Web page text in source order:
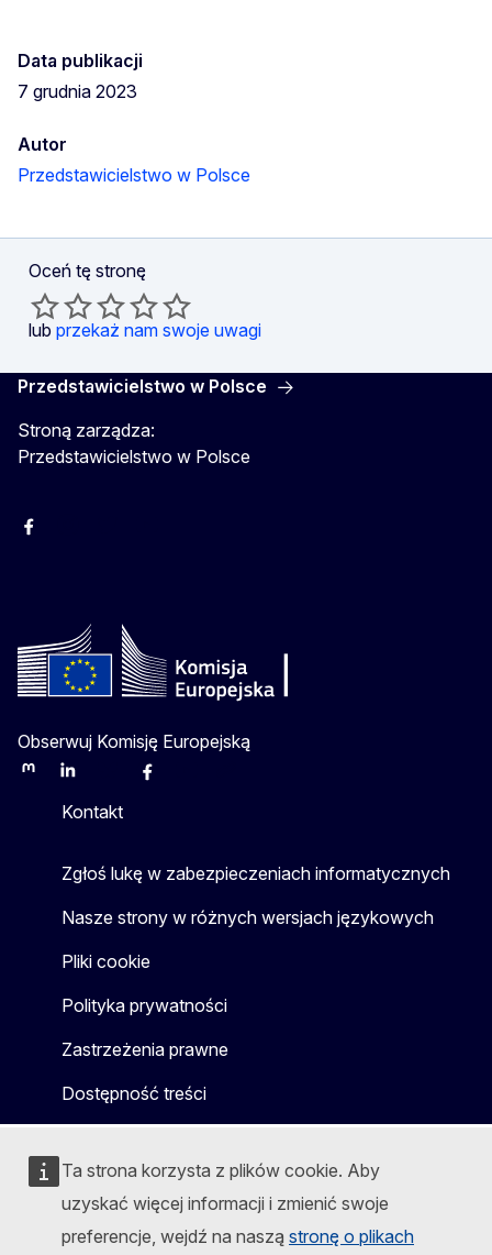
Ta strona korzysta z plików cookie. Aby
uzyskać więcej informacji i zmienić swoje
preferencje, wejdź na naszą stronę o plikach
Data publikacji
7 grudnia 2023
Autor
Przedstawicielstwo w Polsce
Oceń tę stronę
lub przekaż nam swoje uwagi
Przedstawicielstwo w Polsce
Stroną zarządza:
Przedstawicielstwo w Polsce
Facebook
Obserwuj Komisję Europejską
MastodonLinkedInBlueskyFacebook
Kontakt
Zgłoś lukę w zabezpieczeniach informatycznych
Nasze strony w różnych wersjach językowych
Pliki cookie
Polityka prywatności
Zastrzeżenia prawne
Dostępność treści